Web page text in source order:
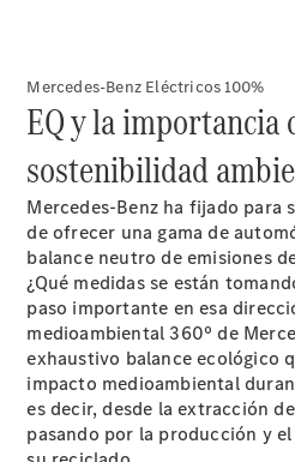
Por qué
comprar:
Servicios y
Stock
Por qué Reparar:
Por qué
Reparar:
Tecnología
Responsabilidad
Mercedes-Benz Eléctricos 100%
EQ y la importancia
sostenibilidad
Mercedes-Benz ha fijado para
de ofrecer una gama de
balance neutro de emisiones
¿Qué medidas se están
paso importante en esa
medioambiental 360º de
exhaustivo balance ecológico
impacto medioambiental
es decir, desde la extracción
pasando por la producción y